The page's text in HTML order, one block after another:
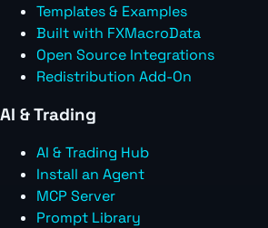
Templates & Examples
Built with FXMacroData
Open Source Integrations
Redistribution Add-On
AI & Trading
AI & Trading Hub
Install an Agent
MCP Server
Prompt Library